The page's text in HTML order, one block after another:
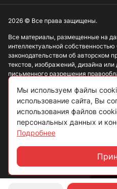
М22
М27
Все материалы, размещенные на
интеллектуальной
законодательством об авторском
текстов, изображений, дизайна или
письменного разрешения
Информация, представленная на
ознакомительный характер и не
публичная оферта в соответствии
Политика конфиденциальности
Согласие на обработку данных
Пользовательское соглашение
2026 © Все права защищены.
Мы используем файлы
использование сайта, Вы
использования файлов
персональных данных и
Подробнее